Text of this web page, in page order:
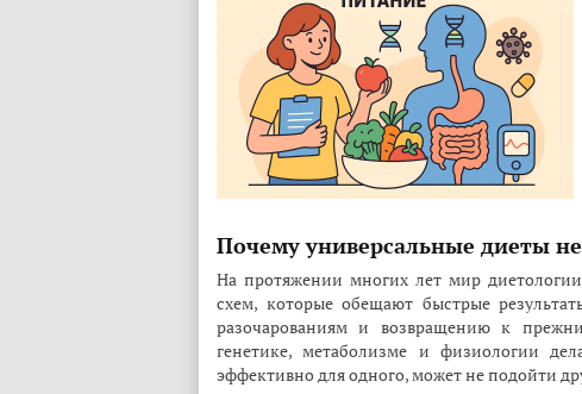
Почему универсальные диеты
На протяжении многих лет мир
схем, которые обещают быстрые
разочарованиям и возвращению к
генетике, метаболизме и физиологии
эффективно для одного, может не подойти